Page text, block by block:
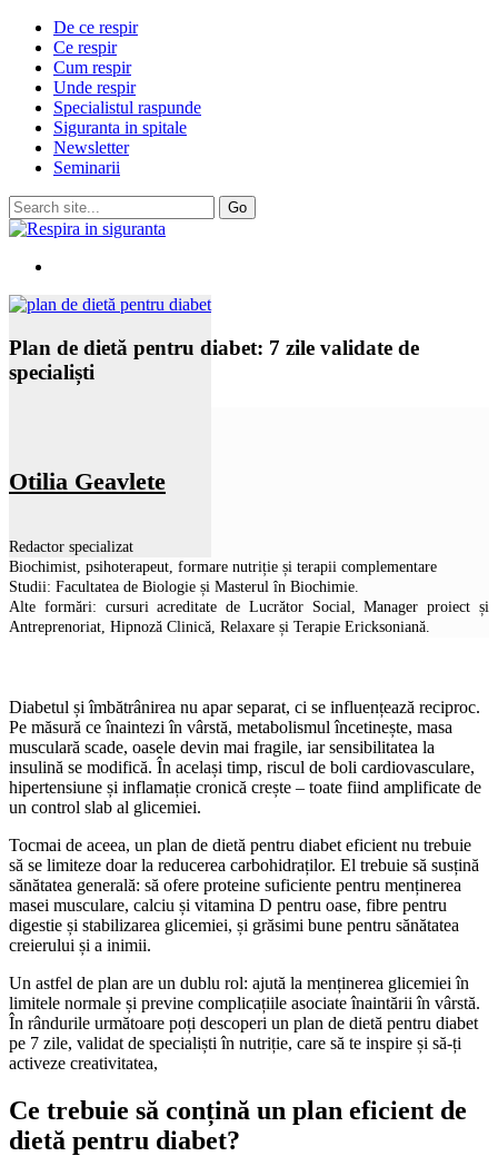
De ce respir
Ce respir
Cum respir
Unde respir
Specialistul raspunde
Siguranta in spitale
Newsletter
Seminarii
Plan de dietă pentru diabet: 7 zile validate de
specialiști
Otilia Geavlete
Redactor specializat
Biochimist, psihoterapeut, formare nutriție și terapii complementare
Studii: Facultatea de Biologie și Masterul în Biochimie.
Alte formări: cursuri acreditate de Lucrător Social, Manager proiect și
Antreprenoriat, Hipnoză Clinică, Relaxare și Terapie Ericksoniană.
Diabetul și îmbătrânirea nu apar separat, ci se influențează reciproc.
Pe măsură ce înaintezi în vârstă, metabolismul încetinește, masa
musculară scade, oasele devin mai fragile, iar sensibilitatea la
insulină se modifică. În același timp, riscul de boli cardiovasculare,
hipertensiune și inflamație cronică crește – toate fiind amplificate de
un control slab al glicemiei.
Tocmai de aceea, un plan de dietă pentru diabet eficient nu trebuie
să se limiteze doar la reducerea carbohidraților. El trebuie să susțină
sănătatea generală: să ofere proteine suficiente pentru menținerea
masei musculare, calciu și vitamina D pentru oase, fibre pentru
digestie și stabilizarea glicemiei, și grăsimi bune pentru sănătatea
creierului și a inimii.
Un astfel de plan are un dublu rol: ajută la menținerea glicemiei în
limitele normale și previne complicațiile asociate înaintării în vârstă.
În rândurile următoare poți descoperi un plan de dietă pentru diabet
pe 7 zile, validat de specialiști în nutriție, care să te inspire și să-ți
activeze creativitatea,
Ce trebuie să conțină un plan eficient de
dietă pentru diabet?